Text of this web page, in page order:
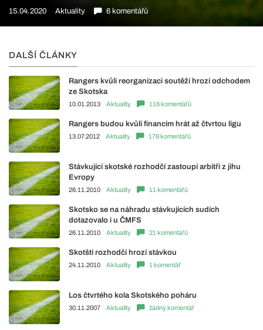
15.04.2020 Aktuality 6 komentářů
DALŠÍ ČLÁNKY
Rangers kvůli reorganizaci soutěží hrozí odchodem
ze Skotska
10.01.2013 Aktuality 116 komentářů
Rangers budou kvůli financím hrát až čtvrtou ligu
13.07.2012 Aktuality 178 komentářů
Stávkující skotské rozhodčí zastoupí arbitři z jihu
Evropy
26.11.2010 Aktuality 11 komentářů
Skotsko se na náhradu stávkujících sudích
dotazovalo i u ČMFS
26.11.2010 Aktuality 21 komentářů
Skotští rozhodčí hrozí stávkou
24.11.2010 Aktuality 1 komentář
Los čtvrtého kola Skotského poháru
30.11.2007 Aktuality žádný komentář